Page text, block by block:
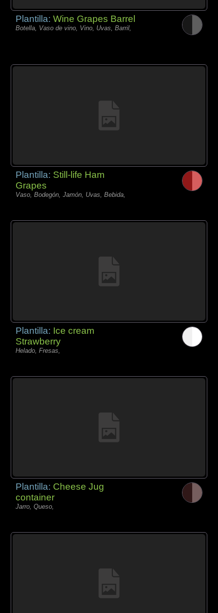
Plantilla:Wine Grapes Barrel
Botella, Vaso de vino, Vino, Uvas, Barril,
Plantilla: Still-life Ham
Grapes
Vaso, Bodegón, Jamón, Uvas, Bebida,
Plantilla: Ice cream
Strawberry
Helado, Fresas,
Plantilla: Cheese Jug
container
Jarro, Queso,